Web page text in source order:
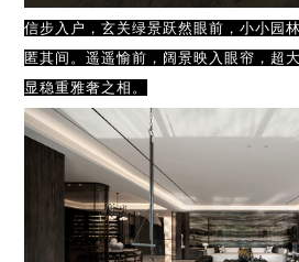
信步入户，玄关绿景跃然眼前，小小园
匿其间。遥遥愉前，阔景映入眼帘，超
显稳重雅奢之相。